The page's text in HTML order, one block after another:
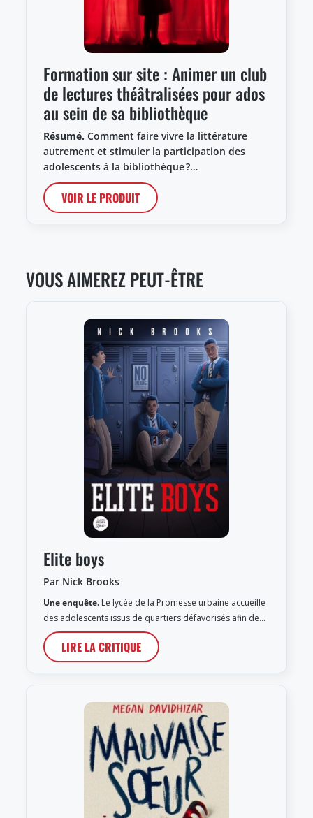
Formation sur site : Animer un club
de lectures théâtralisées pour ados
au sein de sa bibliothèque
Résumé. Comment faire vivre la littérature
autrement et stimuler la participation des
adolescents à la bibliothèque ?…
VOIR LE PRODUIT
VOUS AIMEREZ PEUT-ÊTRE
Elite boys
Par Nick Brooks
Une enquête. Le lycée de la Promesse urbaine accueille
des adolescents issus de quartiers défavorisés afin de…
LIRE LA CRITIQUE